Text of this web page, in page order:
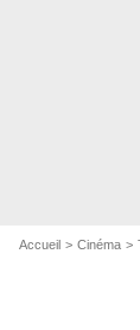
Accueil Cinéma